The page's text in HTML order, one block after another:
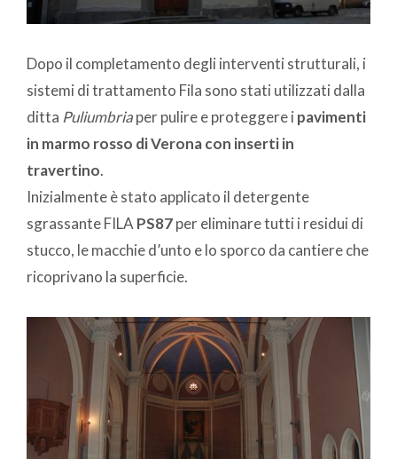
Dopo il completamento degli interventi strutturali, i
sistemi di trattamento Fila sono stati utilizzati dalla
ditta Puliumbriaper pulire e proteggere i pavimenti
in marmo rosso di Veronacon inserti in
travertino.
Inizialmente è stato applicato il detergente
sgrassante FILAPS87per eliminare tutti i residui di
stucco, le macchie d’unto e lo sporco da cantiere che
ricoprivano la superficie.